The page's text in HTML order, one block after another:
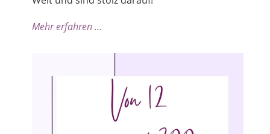
Mehr erfahren …